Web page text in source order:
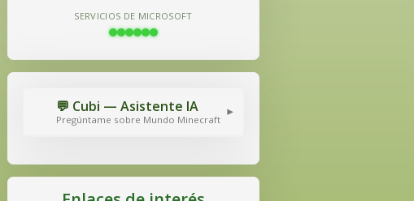
SERVICIOS DE MICROSOFT
💬 Cubi — Asistente IA
Pregúntame sobre Mundo Minecraft
▾